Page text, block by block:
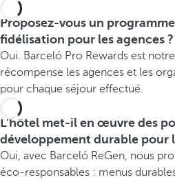
Proposez-vous un
fidélisation pour les agences ?
Oui. Barceló Pro Rewards est
récompense les agences et les
pour chaque séjour effectué.
L'hôtel met-il en œuvre des
développement durable pour
Oui, avec Barceló ReGen, nous
éco-responsables : menus